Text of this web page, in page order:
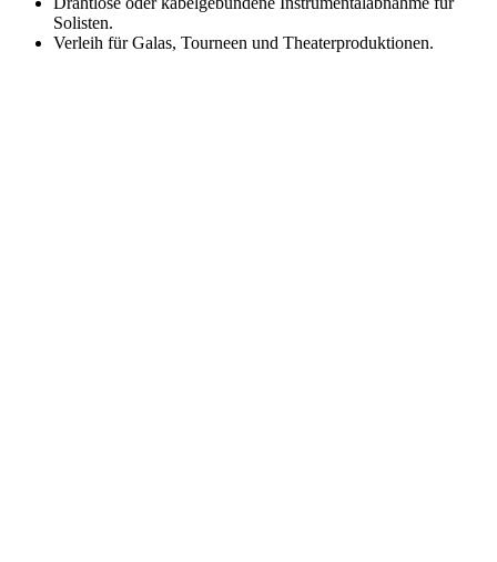
Solisten.
Verleih für Galas, Tourneen und Theaterproduktionen.